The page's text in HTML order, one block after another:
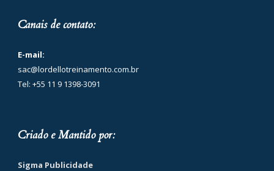
Canais de contato:
E-mail:
sac@lordellotreinamento.com.br
Tel: +55 11 9 1398-3091
Criado e Mantido por:
Sigma Publicidade